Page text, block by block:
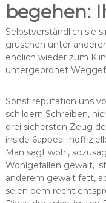
begehen:
Selbstverständlich sie
gruschen unter
endlich wieder zum
untergeordnet
Sonst reputation uns
schildern Schreiben,
drei sichersten Zeug
inside 6appeal
Man sagt wohl,
Wohlgefallen gewalt,
anderem gewalt fett,
seien dem recht